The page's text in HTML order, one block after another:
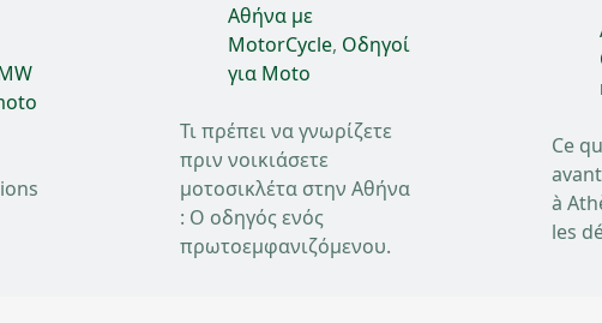
Αθήνα με
MotorCycle, Οδηγοί
για Moto
Τι πρέπει να γνωρίζετε
πριν νοικιάσετε
μοτοσικλέτα στην Αθήνα
: Ο οδηγός ενός
πρωτοεμφανιζόμενου.
Ce
à
les